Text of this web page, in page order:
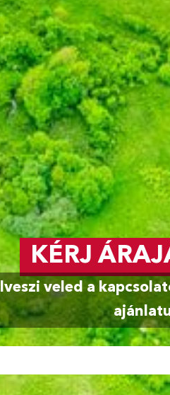
KÉRJ
veled a